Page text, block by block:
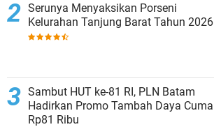
Serunya Menyaksikan Porseni
Kelurahan Tanjung Barat Tahun 2026
Sambut HUT ke-81 RI, PLN Batam
Hadirkan Promo Tambah Daya Cuma
Rp81 Ribu